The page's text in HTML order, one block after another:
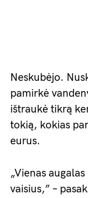
Neskubėjo.
pamirkė
ištraukė tikrą
tokią, kokias
eurus.
„Vienas
vaisius,” –